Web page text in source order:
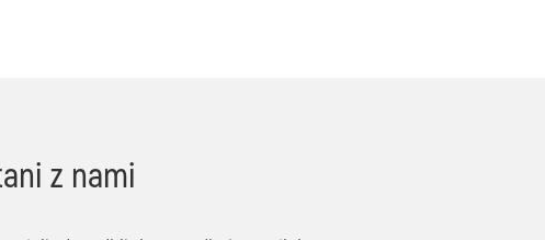
z nami